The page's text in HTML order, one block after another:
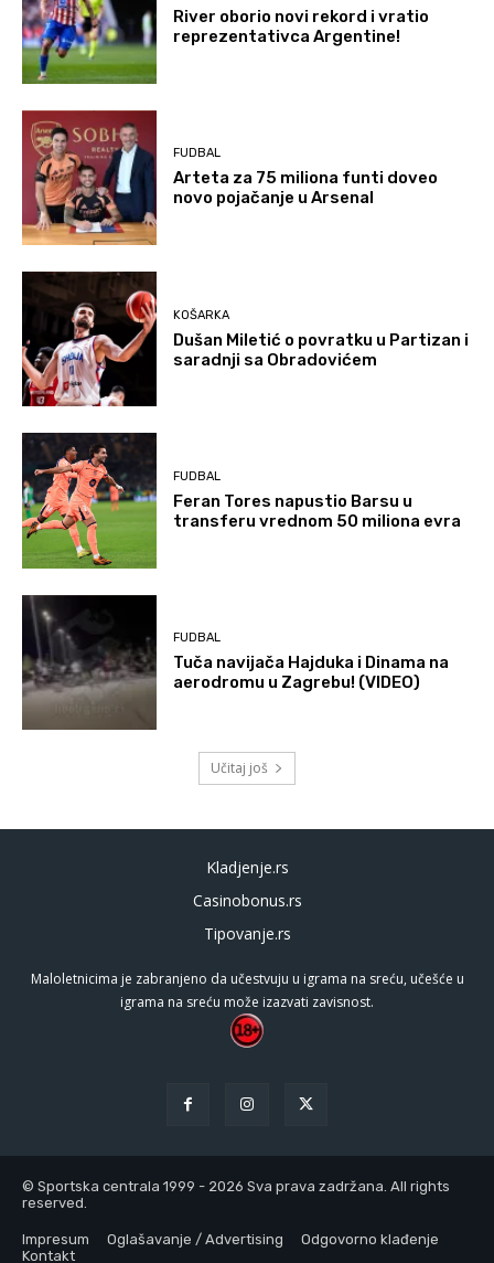
River oborio novi rekord i vratio
reprezentativca Argentine!
FUDBAL
Arteta za 75 miliona funti doveo
novo pojačanje u Arsenal
KOŠARKA
Dušan Miletić o povratku u Partizan i
saradnji sa Obradovićem
FUDBAL
Feran Tores napustio Barsu u
transferu vrednom 50 miliona evra
FUDBAL
Tuča navijača Hajduka i Dinama na
aerodromu u Zagrebu! (VIDEO)
Učitaj još
Kladjenje.rs
Casinobonus.rs
Tipovanje.rs
Maloletnicima je zabranjeno da učestvuju u igrama na sreću, učešće u
igrama na sreću može izazvati zavisnost.
© Sportska centrala 1999 - 2026 Sva prava zadržana. All rights
reserved.
Impresum Oglašavanje / Advertising
Odgovorno klađenje
Kontakt